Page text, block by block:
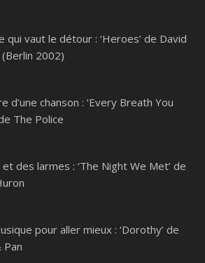
qui vaut le détour : ‘Heroes’ de David
2002)
d’une chanson : ‘Every Breath You
The Police
des larmes : ‘The Night We Met’ de
pour aller mieux : ‘Dorothy’ de
Pan